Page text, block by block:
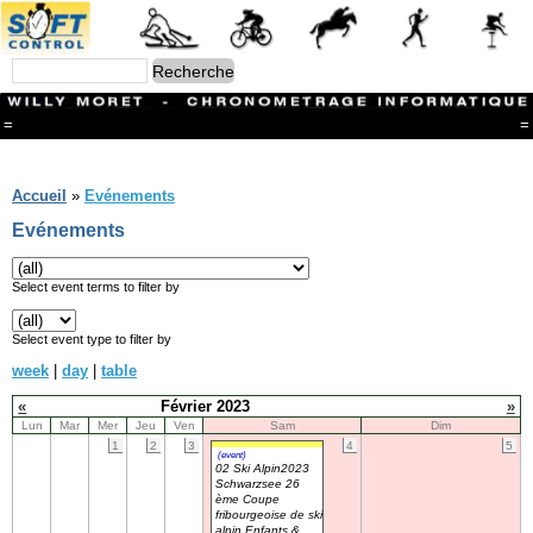
= =
Branches
CONTACT
Ski ALPIN
Triathlon
Ski Nordique
Courses à pieds
Athlétisme
Slalom In-Line
Caisse à savon
Coupe "Journal La Gruyère"
Accueil » Evénements
Evénements
Select event terms to filter by
Select event type to filter by
week | day | table
«
Février 2023 »
Lun Mar Mer Jeu Ven Sam
Dim
1
2 3 4
(event)
02 Ski Alpin2023
Schwarzsee 26
ème Coupe
fribourgeoise de ski
alpin Enfants &
5